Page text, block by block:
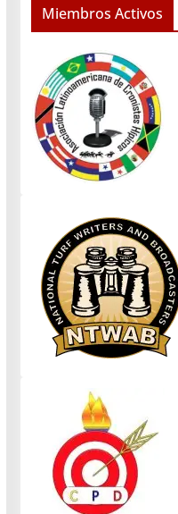
Miembros Activos